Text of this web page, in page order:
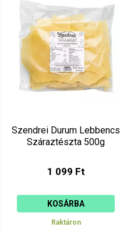
Szendrei Durum Lebbencs
Száraztészta 500g
1 099 Ft
KOSÁRBA
Raktáron